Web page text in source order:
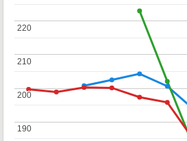
190
190
200
200
210
210
220
220